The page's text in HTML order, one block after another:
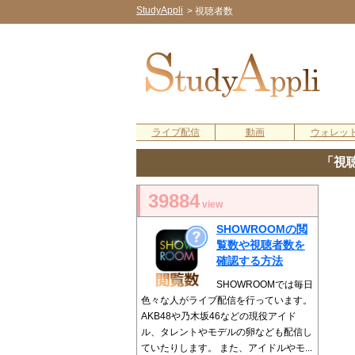
StudyAppli > 視聴者数
ライブ配信 動画 ウォレッ
「視
39884 view
SHOWROOMの閲
覧数や視聴者数を
確認する方法
SHOWROOMでは毎日
色々な人がライブ配信を行っています。
AKB48や乃木坂46などの現役アイド
ル、タレントやモデルの卵なども配信し
ていたりします。 また、アイドルやモ...